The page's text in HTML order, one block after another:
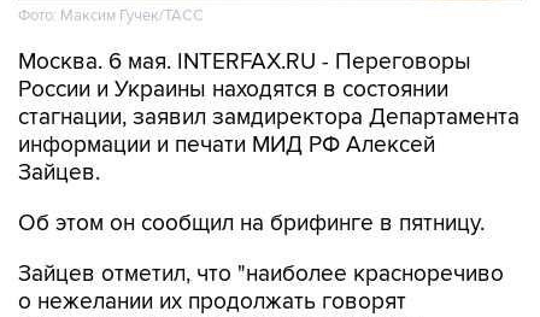
Фото: Максим Гучек/ТАСС
Москва. 6 мая. INTERFAX.RU - Переговоры
России и Украины находятся в состоянии
стагнации, заявил замдиректора Департамента
информации и печати МИД РФ Алексей
Зайцев.
Об этом он сообщил на брифинге в пятницу.
Зайцев отметил, что "наиболее красноречиво
о нежелании их продолжать говорят